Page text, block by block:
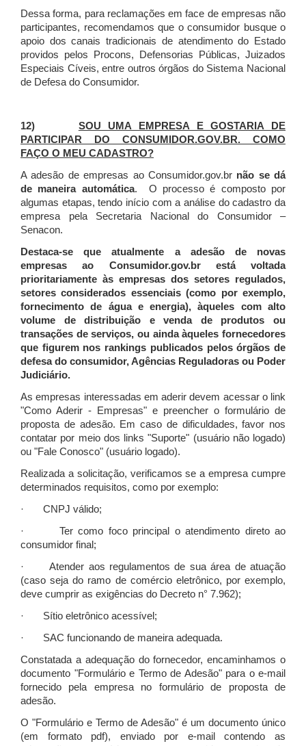
Dessa forma, para reclamações em face de empresas não
participantes, recomendamos que o consumidor busque o
apoio dos canais tradicionais de atendimento do Estado
providos pelos Procons, Defensorias Públicas, Juizados
Especiais Cíveis, entre outros órgãos do Sistema Nacional
de Defesa do Consumidor.
12) SOU UMA EMPRESA E GOSTARIA DE
PARTICIPAR DO CONSUMIDOR.GOV.BR. COMO
FAÇO O MEU CADASTRO?
A adesão de empresas ao Consumidor.gov.br não se dá
de maneira automática. O processo é composto por
algumas etapas, tendo início com a análise do cadastro da
empresa pela Secretaria Nacional do Consumidor –
Senacon.
Destaca-se que atualmente a adesão de novas
empresas ao Consumidor.gov.br está voltada
prioritariamente às empresas dos setores regulados,
setores considerados essenciais (como por exemplo,
fornecimento de água e energia), àqueles com alto
volume de distribuição e venda de produtos ou
transações de serviços, ou ainda àqueles fornecedores
que figurem nos rankings publicados pelos órgãos de
defesa do consumidor, Agências Reguladoras ou Poder
Judiciário.
As empresas interessadas em aderir devem acessar o link
"Como Aderir - Empresas" e preencher o formulário de
proposta de adesão. Em caso de dificuldades, favor nos
contatar por meio dos links "Suporte" (usuário não logado)
ou "Fale Conosco" (usuário logado).
Realizada a solicitação, verificamos se a empresa cumpre
determinados requisitos, como por exemplo:
· CNPJ válido;
· Ter como foco principal o atendimento direto ao
consumidor final;
· Atender aos regulamentos de sua área de atuação
(caso seja do ramo de comércio eletrônico, por exemplo,
deve cumprir as exigências do Decreto n° 7.962);
· Sítio eletrônico acessível;
· SAC funcionando de maneira adequada.
Constatada a adequação do fornecedor, encaminhamos o
documento "Formulário e Termo de Adesão" para o e-mail
fornecido pela empresa no formulário de proposta de
adesão.
O "Formulário e Termo de Adesão" é um documento único
(em formato pdf), enviado por e-mail contendo as